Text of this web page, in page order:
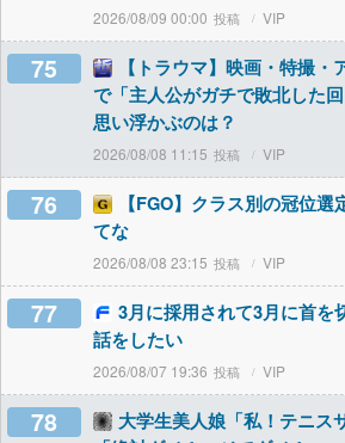
2026/08/09 00:00 VIP
75
【トラウマ】映画・特撮
で「主人公がガチで敗北した
思い浮かぶのは？
2026/08/08 11:15 VIP
76
【FGO】クラス別の冠位
てな
2026/08/08 23:15 VIP
77
3月に採用されて3月に首を
話をしたい
2026/08/07 19:36 VIP
78
大学生美人娘「私！テニス